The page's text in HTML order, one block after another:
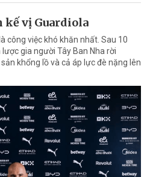
kế vị Guardiola
công việc khó khăn nhất. Sau 10
gia người Tây Ban Nha rời
khổng lồ và cả áp lực đè nặng lên